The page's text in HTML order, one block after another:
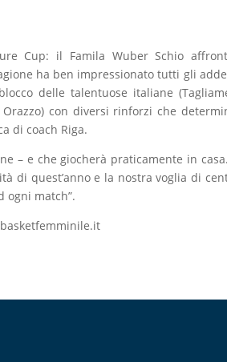
Cup: il Famila Wuber Schio
ha ben impressionato tutti gli
delle talentuose italiane
Orazzo) con diversi rinforzi che
di coach Riga.
– e che giocherà praticamente in
di quest’anno e la nostra voglia di
ogni match”.